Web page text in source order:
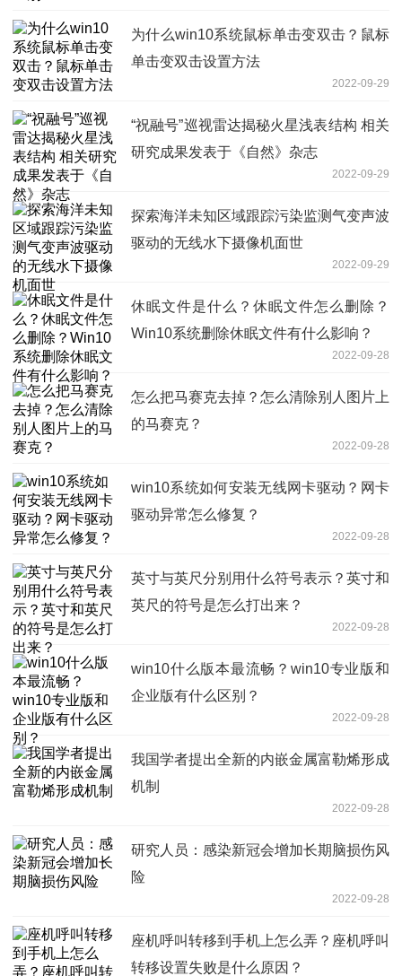
为什么win10系统鼠标单击变双击？鼠标
单击变双击设置方法
2022-09-29
“祝融号”巡视雷达揭秘火星浅表结构 相关
研究成果发表于《自然》杂志
2022-09-29
探索海洋未知区域跟踪污染监测气变声波
驱动的无线水下摄像机面世
2022-09-29
休眠文件是什么？休眠文件怎么删除？
Win10系统删除休眠文件有什么影响？
2022-09-28
怎么把马赛克去掉？怎么清除别人图片上
的马赛克？
2022-09-28
win10系统如何安装无线网卡驱动？网卡
驱动异常怎么修复？
2022-09-28
英寸与英尺分别用什么符号表示？英寸和
英尺的符号是怎么打出来？
2022-09-28
win10什么版本最流畅？win10专业版和
企业版有什么区别？
2022-09-28
我国学者提出全新的内嵌金属富勒烯形成
机制
2022-09-28
研究人员：感染新冠会增加长期脑损伤风
险
2022-09-28
座机呼叫转移到手机上怎么弄？座机呼叫
转移设置失败是什么原因？